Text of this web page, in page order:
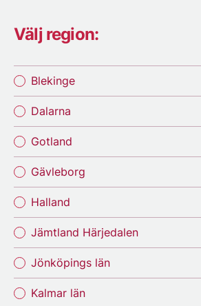
Välj region:
Blekinge
Dalarna
Gotland
Gävleborg
Halland
Jämtland Härjedalen
Jönköpings län
Kalmar län